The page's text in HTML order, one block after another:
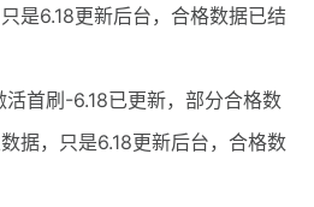
是6.18更新后台，合格数据已结
首刷-6.18已更新，部分合格数
据，只是6.18更新后台，合格数